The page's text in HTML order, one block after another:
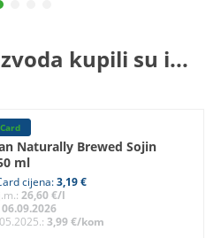
kupili su i...
Naturally Brewed Sojin
ml
cijena:3,19 €
26,60 €/l
06.09.2026
3,99 €/kom